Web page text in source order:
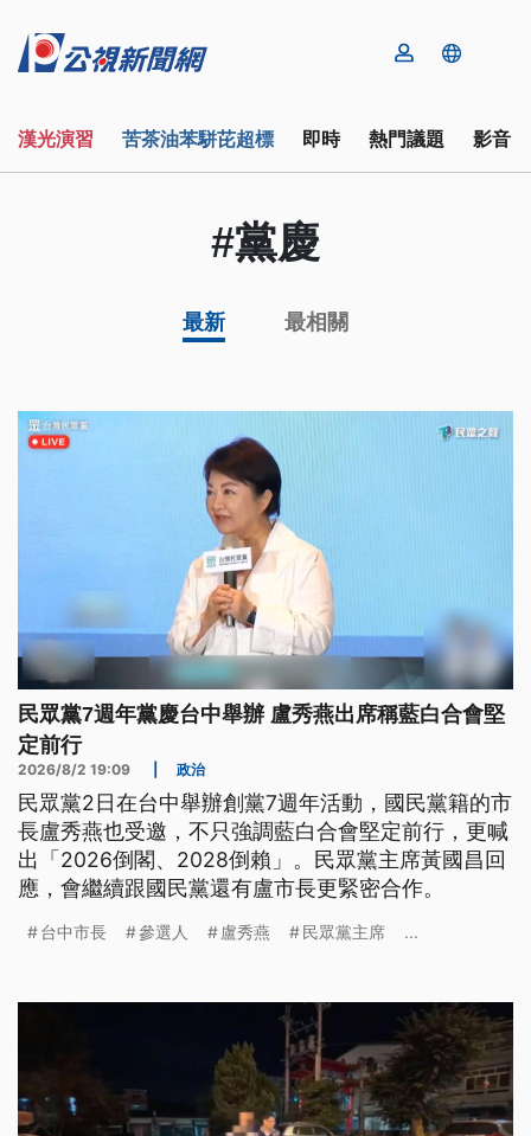
漢光演習 苦茶油苯駢芘超標 即時 熱門議題 影音
#黨慶
最新 最相關
民眾黨7週年黨慶台中舉辦 盧秀燕出席稱藍白合會堅
定前行
2026/8/2 19:09 政治
民眾黨2日在台中舉辦創黨7週年活動，國民黨籍的市
長盧秀燕也受邀，不只強調藍白合會堅定前行，更喊
出「2026倒閣、2028倒賴」。民眾黨主席黃國昌回
應，會繼續跟國民黨還有盧市長更緊密合作。
台中市長 參選人 盧秀燕 民眾黨主席 ...